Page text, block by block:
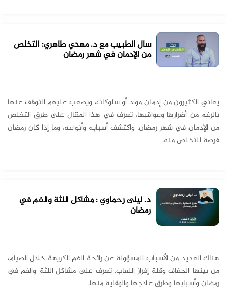
سال الطبيب مع د. مهدي طاهري: التخلص
من الإدمان في شهر رمضان
يعاني الكثيرون من إدمان مواد أو سلوكات، ويصعب عليهم التوقف عنها
بالرغم من أضرارها وعواقبها، تعرف في هذا المقال على طرق التخلص
من الإدمان في شهر رمضان، واكتشف أسبابه وأنواعه، وما إذا كان رمضان
فرصة للتخلص منه.
د. ليلى رحماوي : مشاكل اللثة والفم في
رمضان
هناك العديد من الأسباب المسؤولة عن رائحة الفم الكريهة خلال الصيام،
من بينها الجفاف وقلة إفراز اللعاب. تعرف على مشاكل اللثة والفم في
رمضان وأسبابها وطرق علاجها والوقاية منها.